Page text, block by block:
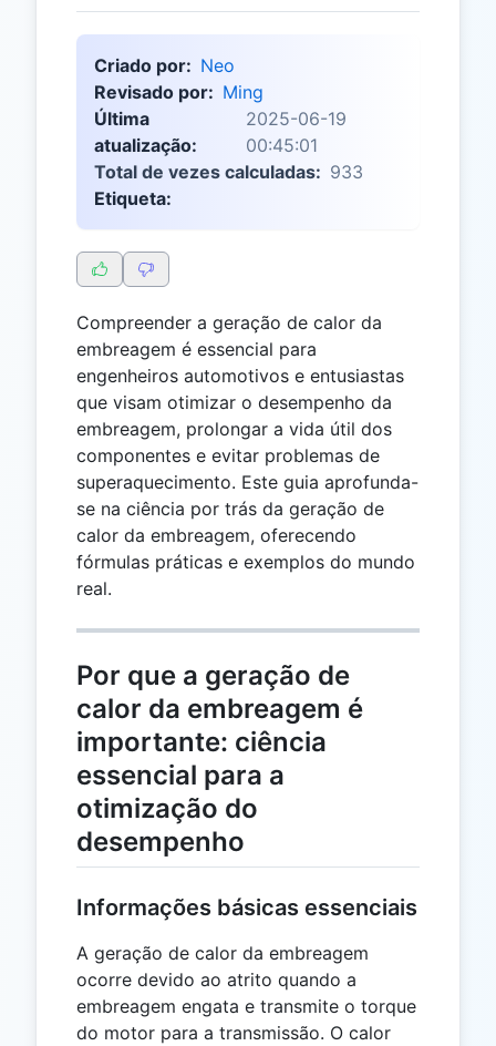
Criado por: Neo
Revisado por: Ming
Última
atualização:
2025-06-19
00:45:01
Total de vezes calculadas: 933
Etiqueta:
Compreender a geração de calor da
embreagem é essencial para
engenheiros automotivos e entusiastas
que visam otimizar o desempenho da
embreagem, prolongar a vida útil dos
componentes e evitar problemas de
superaquecimento. Este guia aprofunda-
se na ciência por trás da geração de
calor da embreagem, oferecendo
fórmulas práticas e exemplos do mundo
real.
Por que a geração de
calor da embreagem é
importante: ciência
essencial para a
otimização do
desempenho
Informações básicas essenciais
A geração de calor da embreagem
ocorre devido ao atrito quando a
embreagem engata e transmite o torque
do motor para a transmissão. O calor